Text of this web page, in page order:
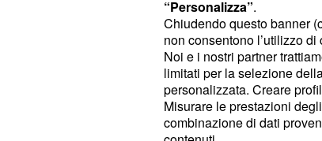
Fascia 2: "avanzato
Fascia 3: "buon
Fascia 4: "mancato
Nel caso in cui il dirigente
“Personalizza”.
Chiudendo questo banner
non consentono l’utilizzo
Noi e i nostri partner
limitati per la selezione
personalizzata. Creare
Misurare le prestazioni
combinazione di dati